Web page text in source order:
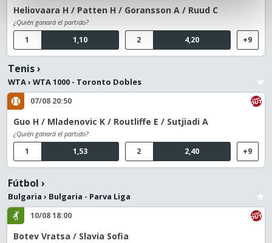
Heliovaara H / Patten H / Goransson A / Ruud C
¿Quién ganará el partido?
1,10
1 4,20
2 +9
Tenis›
WTA› WTA 1000 - Toronto Dobles
07/08 20:50
Guo H / Mladenovic K / Routliffe E / Sutjiadi A
¿Quién ganará el partido?
1,53
1 2,40
2 +9
Fútbol ›
Bulgaria › Bulgaria - Parva Liga
10/08 18:00
Botev Vratsa / Slavia Sofia